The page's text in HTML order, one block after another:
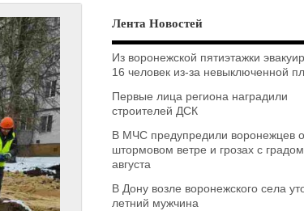
Лента Новостей
Из воронежской пятиэтажки
16 человек из-за невыключенной
Первые лица региона наградили
строителей ДСК
В МЧС предупредили воронежцев о
штормовом ветре и грозах с
августа
В Дону возле воронежского села
летний мужчина